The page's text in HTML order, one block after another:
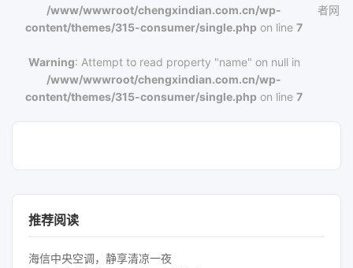
/www/wwwroot/chengxindian.com.cn/wp-
content/themes/315-consumer/single.php on line7
Warning: Attempt to read property "name" on null in
/www/wwwroot/chengxindian.com.cn/wp-
content/themes/315-consumer/single.php on line7
者网
推荐阅读
海信中央空调，静享清凉一夜